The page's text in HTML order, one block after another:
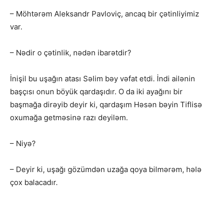
– Möhtərəm Aleksandr Pavloviç, ancaq bir çətinliyimiz
var.
– Nədir o çətinlik, nədən ibarətdir?
İnişil bu uşağın atası Səlim bəy vəfat etdi. İndi ailənin
başçısı onun böyük qardaşıdır. O da iki ayağını bir
başmağa dirəyib deyir ki, qardaşım Həsən bəyin Tiflisə
oxumağa getməsinə razı deyiləm.
– Niyə?
– Deyir ki, uşağı gözümdən uzağa qoya bilmərəm, hələ
çox balacadır.